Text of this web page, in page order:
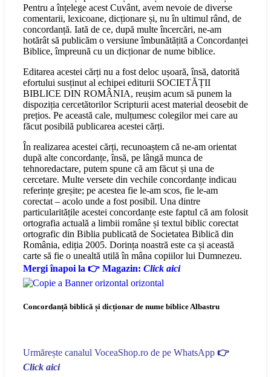
Pentru a înțelege acest Cuvânt, avem nevoie de diverse
comentarii, lexicoane, dicționare și, nu în ultimul rând, de
concordanță. Iată de ce, după multe încercări, ne-am
hotărât să publicăm o versiune îmbunătățită a Concordanței
Biblice, împreună cu un dicționar de nume biblice.
Editarea acestei cărți nu a fost deloc ușoară, însă, datorită
efortului susținut al echipei editurii SOCIETĂȚII
BIBLICE DIN ROMÂNIA, reușim acum să punem la
dispoziția cercetătorilor Scripturii acest material deosebit de
prețios. Pe această cale, mulțumesc colegilor mei care au
făcut posibilă publicarea acestei cărți.
În realizarea acestei cărți, recunoaștem că ne-am orientat
după alte concordanțe, însă, pe lângă munca de
tehnoredactare, putem spune că am făcut și una de
cercetare. Multe versete din vechile concordanțe indicau
referințe greșite; pe acestea fie le-am scos, fie le-am
corectat – acolo unde a fost posibil. Una dintre
particularitățile acestei concordanțe este faptul că am folosit
ortografia actuală a limbii române și textul biblic corectat
ortografic din Biblia publicată de Societatea Biblică din
România, ediția 2005. Dorința noastră este ca și această
carte să fie o unealtă utilă în mâna copiilor lui Dumnezeu.
Mergi înapoi la 👉 Magazin: Click aici
Concordanță biblică și dicționar de nume biblice Albastru
Urmărește canalul VoceaShop.ro de pe WhatsApp 👉
Click aici